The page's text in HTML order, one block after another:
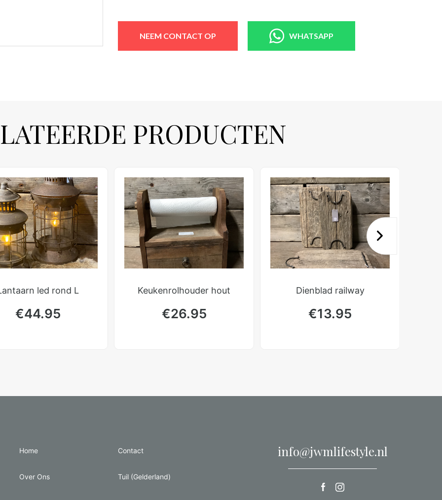
NEEM CONTACT OP WHATSAPP
PRODUCTEN
led rond L
€44.95
Keukenrolhouder hout
€26.95
Dienblad railway
€13.95
Home
Over Ons
Contact
Tuil (Gelderland)
info@jwmlifestyle.nl